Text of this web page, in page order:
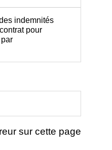
indemnités
pour
sur cette page